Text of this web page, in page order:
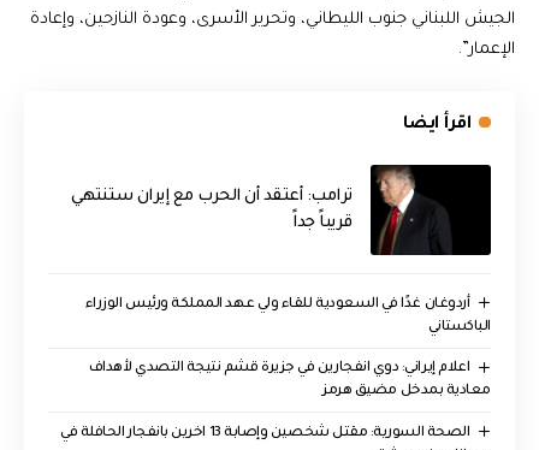
الجيش اللبناني جنوب الليطاني، وتحرير الأسرى، وعودة النازحين، وإعادة
الإعمار”.
اقرأ ايضا
‏ترامب: أعتقد أن الحرب مع إيران ستنتهي
قريباً جداً
أردوغان غدًا في السعودية للقاء ولي عهد المملكة ورئيس الوزراء
الباكستاني
اعلام إيراني: دوي انفجارين في جزيرة قشم نتيجة التصدي لأهداف
معادية بمدخل مضيق هرمز
الصحة السورية: مقتل شخصين وإصابة 13 اخرين بانفجار الحافلة في